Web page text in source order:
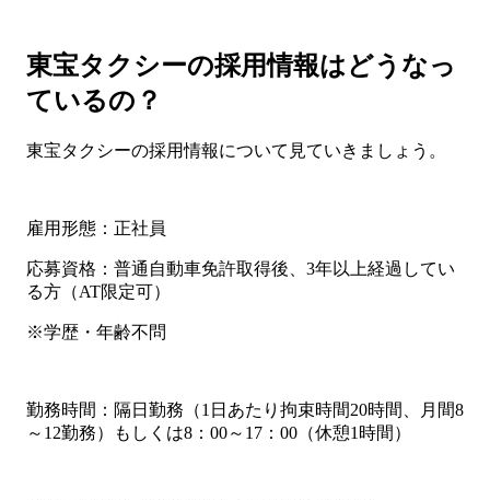
東宝タクシーの採用情報はどうなっ
ているの？
東宝タクシーの採用情報について見ていきましょう。
雇用形態：正社員
応募資格：普通自動車免許取得後、3年以上経過してい
る方（AT限定可）
※学歴・年齢不問
勤務時間：隔日勤務（1日あたり拘束時間20時間、月間8
～12勤務）もしくは8：00～17：00（休憩1時間）